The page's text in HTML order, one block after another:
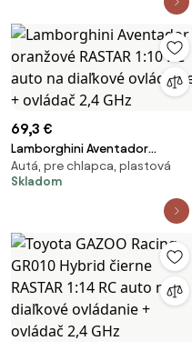
69,3 €
Lamborghini Aventador
oranžové RASTAR 1:10 RC auto
na diaľkové ovládanie + ovládač
Autá, pre chlapca, plastová
Skladom